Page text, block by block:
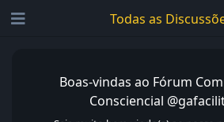
Boas-vindas ao Fórum
Consciencial
Todas as